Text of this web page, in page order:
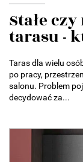
Stałe
tarasu -
Taras dla wielu
po pracy,
salonu. Problem
decydować za...